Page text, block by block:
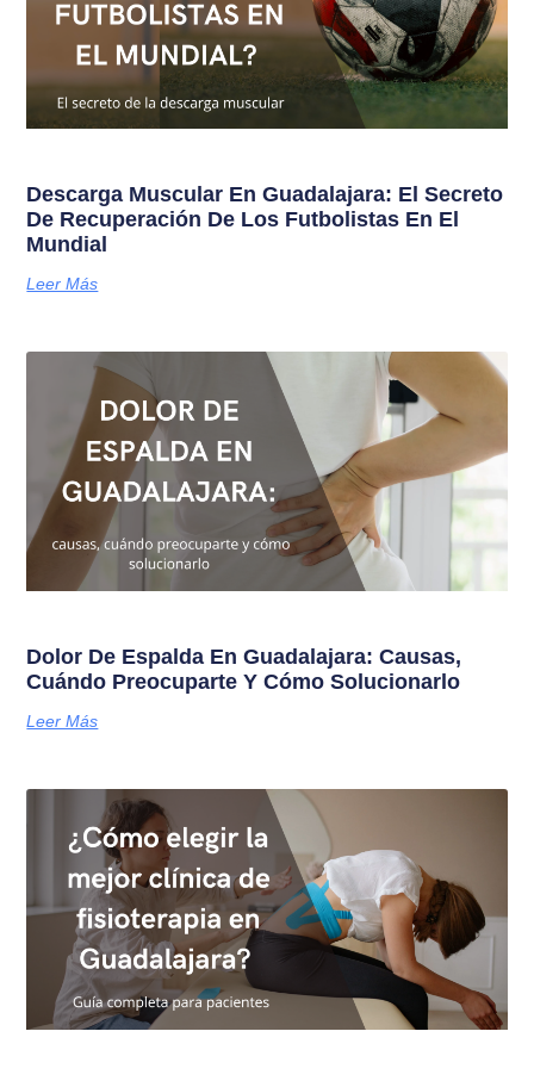
Descarga Muscular En Guadalajara: El Secreto
De Recuperación De Los Futbolistas En El
Mundial
Leer Más
Dolor De Espalda En Guadalajara: Causas,
Cuándo Preocuparte Y Cómo Solucionarlo
Leer Más